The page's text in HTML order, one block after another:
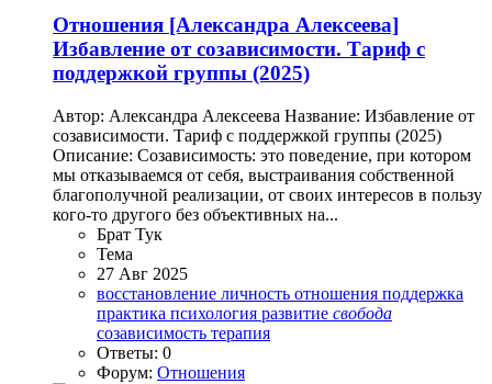
Отношения [Александра Алексеева]
Избавление от созависимости. Тариф с
поддержкой группы (2025)
Автор: Александра Алексеева Название: Избавление от
созависимости. Тариф с поддержкой группы (2025)
Описание: Созависимость: это поведение, при котором
мы отказываемся от себя, выстраивания собственной
благополучной реализации, от своих интересов в пользу
кого-то другого без объективных на...
Брат Тук
Тема
27 Авг 2025
восстановление личность отношения поддержка
практика психология развитие свобода
созависимость терапия
Ответы: 0
Форум: Отношения